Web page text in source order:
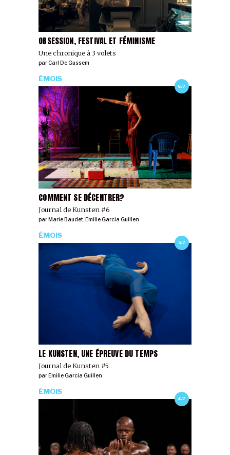
OBSESSION, FESTIVAL ET FÉMINISME
Une chronique à 3 volets
parCarl De Gussem
6/7
COMMENT SE DÉCENTRER?
Journal de Kunsten #6
ÉMOIS
parMarie Baudet,Emilie Garcia Guillen
5/7
LE KUNSTEN, UNE ÉPREUVE DU TEMPS
Journal de Kunsten #5
ÉMOIS
parEmilie Garcia Guillen
4/7
ÉMOIS